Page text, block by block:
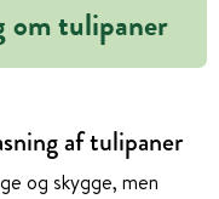
om tulipaner
af tulipaner
og skygge, men